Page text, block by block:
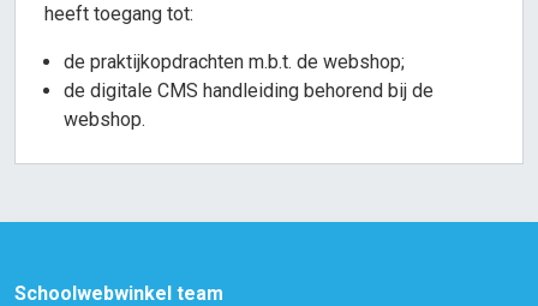
heeft toegang tot:
de praktijkopdrachten m.b.t. de webshop;
de digitale CMS handleiding behorend bij de
webshop.
Schoolwebwinkel team